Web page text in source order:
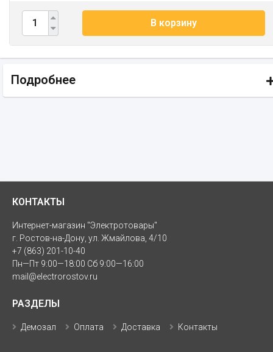
В корзину
Подробнее
КОНТАКТЫ
Интернет-магазин "Электротовары"
г. Ростов-на-Дону, ул. Жмайлова, 4/10
+7 (863) 201-10-40
Пн—Пт 9:00—18:00 Сб 9:00—16:00
mail@electrorostov.ru
РАЗДЕЛЫ
Демозал Оплата Доставка Контакты